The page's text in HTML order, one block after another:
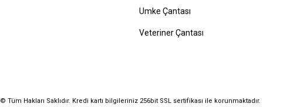
Umke Çantası
Veteriner Çantası
© Tüm Hakları Saklıdır. Kredi kartı bilgileriniz 256bit SSL sertifikası ile korunmaktadır.